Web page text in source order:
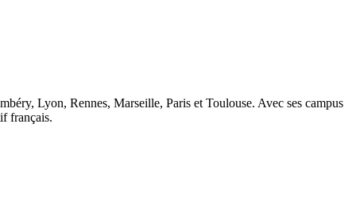
Lyon, Rennes, Marseille, Paris et Toulouse. Avec ses campus
français.